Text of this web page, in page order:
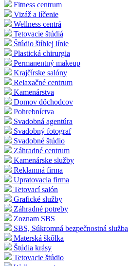
Fitness centrum
Vizáž a líčenie
Wellness centrá
Tetovacie štúdiá
Štúdio štíhlej línie
Plastická chirurgia
Permanentný makeup
Krajčírske salóny
Relaxačné centrum
Kamenárstva
Domov dôchodcov
Pohrebníctva
Svadobná agentúra
Svadobný fotograf
Svadobné štúdio
Záhradné centrum
Kamenárske služby
Reklamná firma
Upratovacia firma
Tetovací salón
Grafické služby
Záhradné potreby
Zoznam SBS
SBS, Súkromná bezpečnostná služba
Materská škôlka
Štúdia krásy
Tetovacie štúdio